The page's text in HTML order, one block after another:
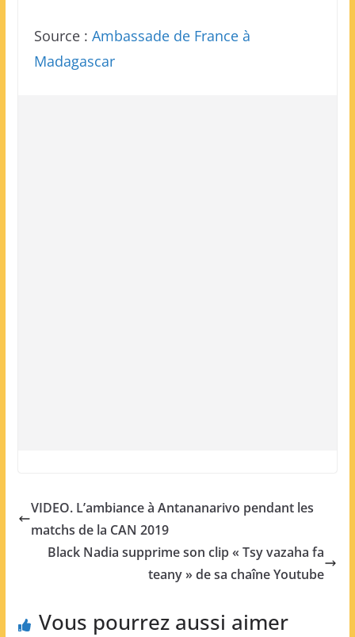
Source : Ambassade de France à
Madagascar
VIDEO. L’ambiance à Antananarivo pendant les
matchs de la CAN 2019
Black Nadia supprime son clip « Tsy vazaha fa
teany » de sa chaîne Youtube
Vous pourrez aussi aimer